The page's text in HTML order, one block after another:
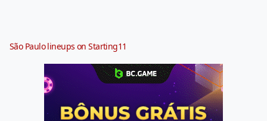
São Paulo lineups on Starting11